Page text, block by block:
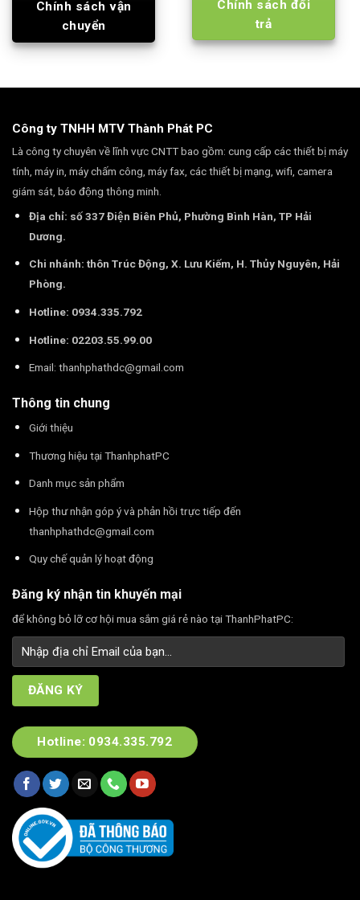
Chính sách vận
chuyển
Chính sách đổi
trả
Công ty TNHH MTV Thành Phát PC
Là công ty chuyên về lĩnh vực CNTT bao gồm: cung cấp các thiết bị máy
tính, máy in, máy chấm công, máy fax, các thiết bị mạng, wifi, camera
giám sát, báo động thông minh.
Địa chỉ: số 337 Điện Biên Phủ, Phường Bình Hàn, TP Hải
Dương.
Chi nhánh: thôn Trúc Động, X. Lưu Kiếm, H. Thủy Nguyên, Hải
Phòng.
Hotline: 0934.335.792
Hotline: 02203.55.99.00
Email: thanhphathdc@gmail.com
Thông tin chung
Giới thiệu
Thương hiệu tại ThanhphatPC
Danh mục sản phẩm
Hộp thư nhận góp ý và phản hồi trực tiếp đến
thanhphathdc@gmail.com
Quy chế quản lý hoạt động
Đăng ký nhận tin khuyến mại
để không bỏ lỡ cơ hội mua sắm giá rẻ nào tại ThanhPhatPC:
Hotline: 0934.335.792